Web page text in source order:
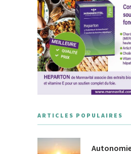
ARTICLES POPULAIRES